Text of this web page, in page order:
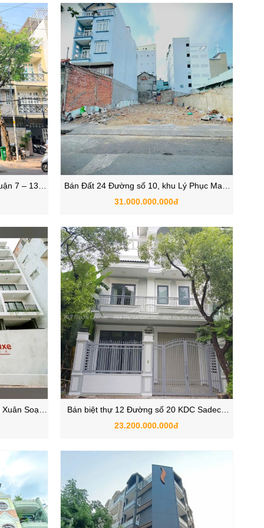
7 – 130
Bán Đất 24 Đường số 10, khu Lý Phục Man,
Phường Bình Thuận, Quận 7, TP.HCM
31.000.000.000đ
Xuân Soạn,
Bán biệt thự 12 Đường số 20 KDC Sadeco
Ven Sông, P. Tân Hưng, Quận 7, TPHCM
23.200.000.000đ